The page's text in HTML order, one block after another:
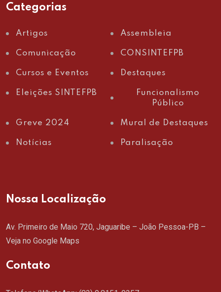
Categorias
Artigos Assembleia
Comunicação CONSINTEFPB
Cursos e Eventos Destaques
Eleições SINTEFPB
Funcionalismo
Público
Greve 2024 Mural de Destaques
Notícias Paralisação
Nossa Localização
Av. Primeiro de Maio 720, Jaguaribe – João Pessoa-PB –
Veja no Google Maps
Contato